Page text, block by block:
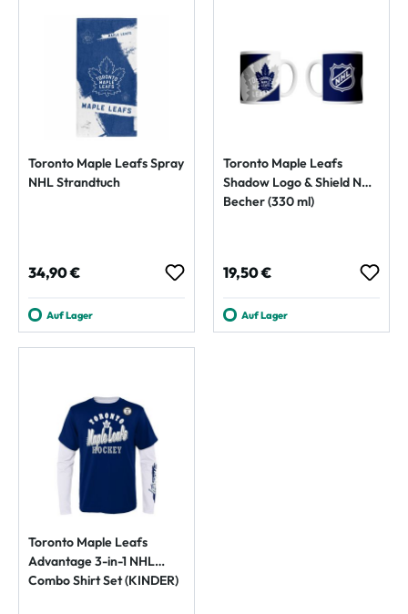
Toronto Maple Leafs Spray
NHL Strandtuch
Regulärer Preis:
34,90 €
Auf Lager
Toronto Maple Leafs
Shadow Logo & Shield NHL
Becher (330 ml)
Regulärer Preis:
19,50 €
Auf Lager
Toronto Maple Leafs
Advantage 3-in-1 NHL
Combo Shirt Set (KINDER)